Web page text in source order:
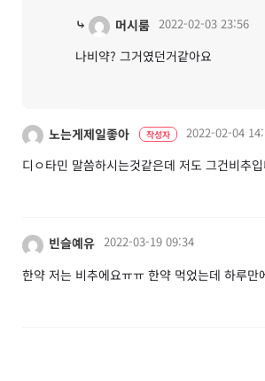
⤷ 머시룸 2022-02-03 23:56
나비약? 그거였던거같아요
노는게제일좋아 작성자 2022-02-04
디ㅇ타민 말씀하시는것같은데 저도 그건비추
빈슬예유 2022-03-19 09:34
한약 저는 비추에요ㅠㅠ 한약 먹었는데 하루